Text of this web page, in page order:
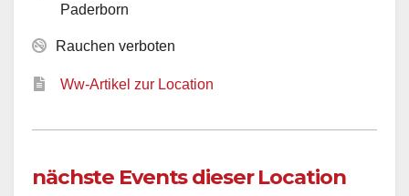
Paderborn
Rauchen verboten
Ww-Artikel zur Location
nächste Events dieser Location